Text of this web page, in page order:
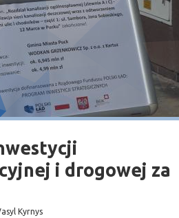
i drogowej za
Kyrnys